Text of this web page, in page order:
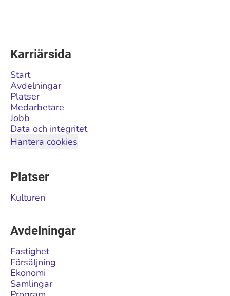
Karriärsida
Start
Avdelningar
Platser
Medarbetare
Jobb
Data och integritet
Hantera cookies
Platser
Kulturen
Avdelningar
Fastighet
Försäljning
Ekonomi
Samlingar